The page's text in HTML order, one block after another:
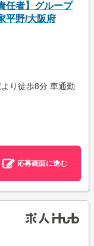
任者】グループ
平野/大阪府
り徒歩8分 車通勤
応募画面に進む